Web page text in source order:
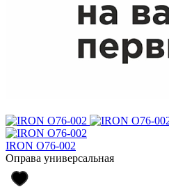
IRON O76-002
Оправа универсальная